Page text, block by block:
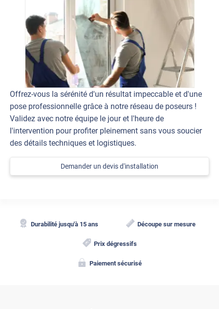
Offrez-vous la sérénité d'un résultat impeccable et d'une
pose professionnelle grâce à notre réseau de poseurs !
Validez avec notre équipe le jour et l'heure de
l'intervention pour profiter pleinement sans vous soucier
des détails techniques et logistiques.
Demander un devis d'installation
Durabilité jusqu'à 15 ans Découpe sur mesure
Prix dégressifs
Paiement sécurisé